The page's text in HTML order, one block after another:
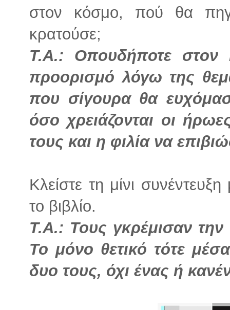
στον κόσμο, πού θα
κρατούσε;
Τ.Α.: Οπουδήποτε στον
προορισμό λόγω της
που σίγουρα θα
όσο χρειάζονται οι
τους και η φιλία να
Κλείστε τη μίνι
το βιβλίο.
Τ.Α.: Τους γκρέμισαν την
Το μόνο θετικό τότε
δυο τους, όχι ένας ή